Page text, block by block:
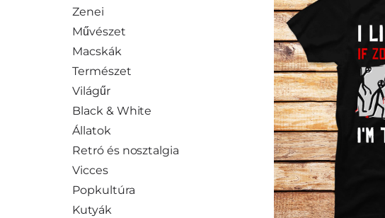
Zenei
Művészet
Macskák
Természet
Világűr
Black & White
Állatok
Retró és nosztalgia
Vicces
Popkultúra
Kutyák